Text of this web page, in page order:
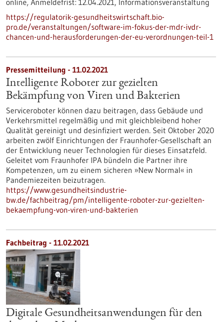
online, Anmeldefrist: 12.04.2021, Informationsveranstaltung
https://regulatorik-gesundheitswirtschaft.bio-
pro.de/veranstaltungen/software-im-fokus-der-mdr-ivdr-
chancen-und-herausforderungen-der-eu-verordnungen-teil-1
Pressemitteilung - 11.02.2021
Intelligente Roboter zur gezielten
Bekämpfung von Viren und Bakterien
Serviceroboter können dazu beitragen, dass Gebäude und
Verkehrsmittel regelmäßig und mit gleichbleibend hoher
Qualität gereinigt und desinfiziert werden. Seit Oktober 2020
arbeiten zwölf Einrichtungen der Fraunhofer-Gesellschaft an
der Entwicklung neuer Technologien für dieses Einsatzfeld.
Geleitet vom Fraunhofer IPA bündeln die Partner ihre
Kompetenzen, um zu einem sicheren »New Normal« in
Pandemiezeiten beizutragen.
https://www.gesundheitsindustrie-
bw.de/fachbeitrag/pm/intelligente-roboter-zur-gezielten-
bekaempfung-von-viren-und-bakterien
Fachbeitrag - 11.02.2021
Digitale Gesundheitsanwendungen für den